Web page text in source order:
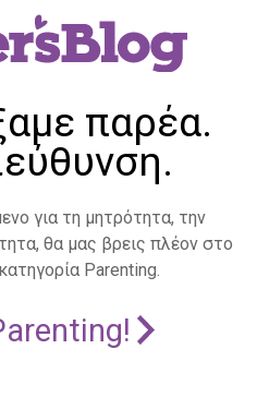
παρέα.
για τη μητρότητα, την
θα μας βρεις πλέον στο
Parenting.